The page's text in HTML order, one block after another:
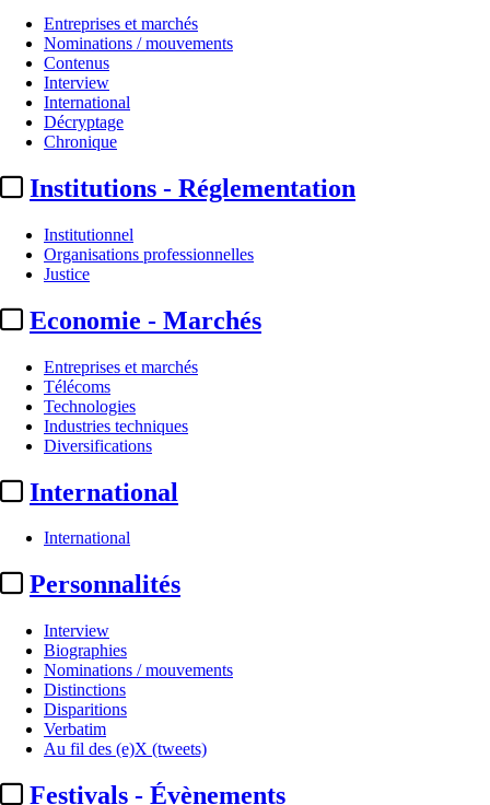
Entreprises et marchés
Nominations / mouvements
Contenus
Interview
International
Décryptage
Chronique
Institutions - Réglementation
Institutionnel
Organisations professionnelles
Justice
Economie - Marchés
Entreprises et marchés
Télécoms
Technologies
Industries techniques
Diversifications
International
International
Personnalités
Interview
Biographies
Nominations / mouvements
Distinctions
Disparitions
Verbatim
Au fil des (e)X (tweets)
Festivals - Évènements
Biographie :
Actualité n° 108479